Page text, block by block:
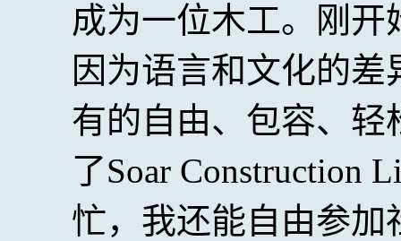
成为一位木工。刚
因为语言和文化的
有的自由、包容、
了Soar Construction
忙，我还能自由参